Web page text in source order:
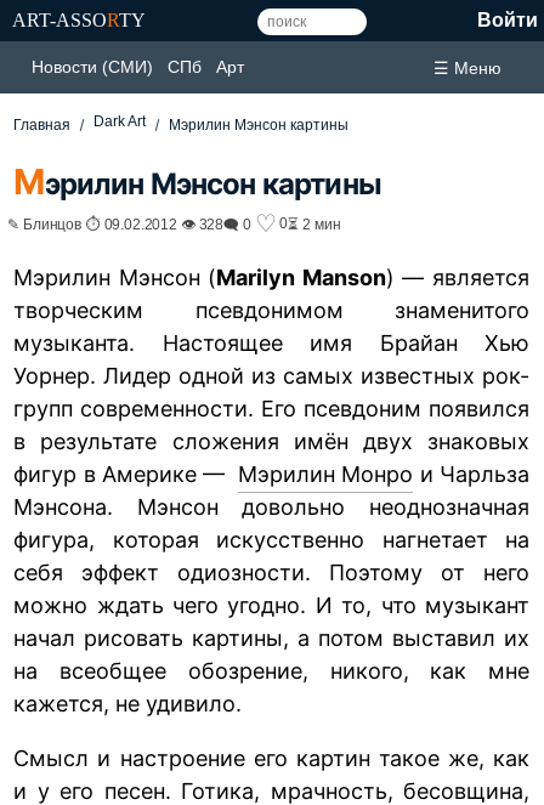
ART-ASSORTY Войти
Новости (СМИ) СПб Арт ☰ Меню
Главная Dark Art Мэрилин Мэнсон картины
Мэрилин Мэнсон картины
✎ Блинцов ⏱ 09.02.2012 👁 328🗨 0 ♡ 0⏳ 2 мин
Мэрилин Мэнсон (Marilyn Manson) — является
творческим псевдонимом знаменитого
музыканта. Настоящее имя Брайан Хью
Уорнер. Лидер одной из самых известных рок-
групп современности. Его псевдоним появился
в результате сложения имён двух знаковых
фигур в Америке — Мэрилин Монро и Чарльза
Мэнсона. Мэнсон довольно неоднозначная
фигура, которая искусственно нагнетает на
себя эффект одиозности. Поэтому от него
можно ждать чего угодно. И то, что музыкант
начал рисовать картины, а потом выставил их
на всеобщее обозрение, никого, как мне
кажется, не удивило.
Смысл и настроение его картин такое же, как
и у его песен. Готика, мрачность, бесовщина,